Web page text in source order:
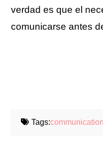
verdad es que el
comunicarse antes
Tags: